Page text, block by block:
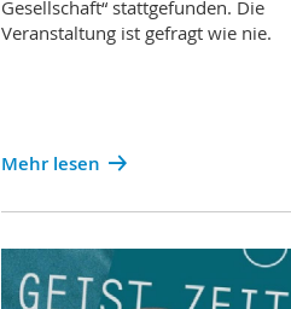
Gesellschaft“ stattgefunden. Die
Veranstaltung ist gefragt wie nie.
Mehr lesen